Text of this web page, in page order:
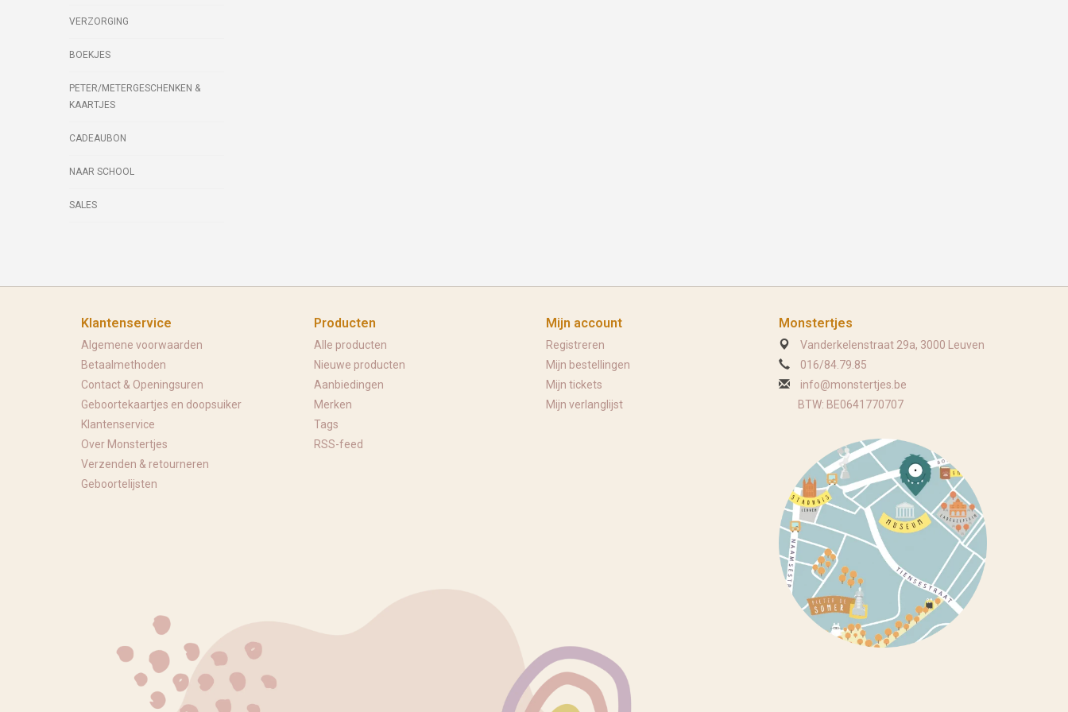
VERZORGING
BOEKJES
PETER/METERGESCHENKEN &
KAARTJES
CADEAUBON
NAAR SCHOOL
SALES
Klantenservice
Algemene voorwaarden
Betaalmethoden
Contact & Openingsuren
Geboortekaartjes en doopsuiker
Klantenservice
Over Monstertjes
Verzenden & retourneren
Geboortelijsten
Producten
Alle producten
Nieuwe producten
Aanbiedingen
Merken
Tags
RSS-feed
Mijn account
Registreren
Mijn bestellingen
Mijn tickets
Mijn verlanglijst
Monstertjes
Vanderkelenstraat 29a, 3000 Leuven
016/84.79.85
info@monstertjes.be
BTW: BE0641770707